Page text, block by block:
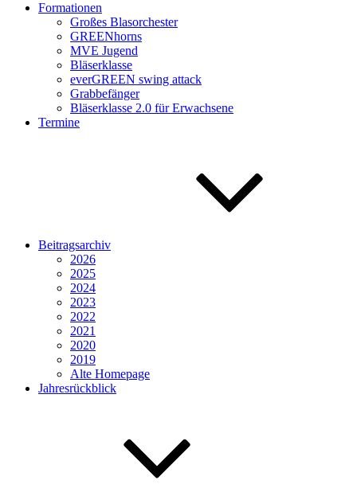
Formationen
Großes Blasorchester
GREENhorns
MVE Jugend
Bläserklasse
everGREEN swing attack
Grabbefänger
Bläserklasse 2.0 für Erwachsene
Termine
Beitragsarchiv
2026
2025
2024
2023
2022
2021
2020
2019
Alte Homepage
Jahresrückblick